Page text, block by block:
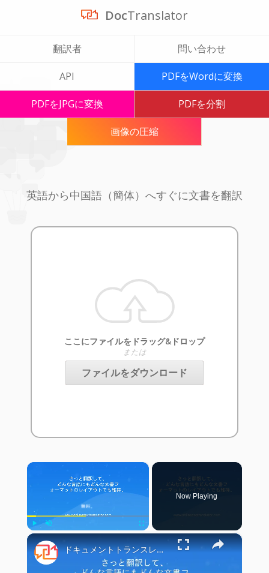
DocTranslator
翻訳者 問い合わせ
API PDFをWordに変換
PDFをJPGに変換 PDFを分割
画像の圧縮
英語から中国語（簡体）へすぐに文書を翻訳
ここにファイルをドラッグ&ドロップ
または
ファイルをダウンロード
×
Play Unmute Fullscreen
Now Playing
×
ドキュメントトランスレータを使用するにはどうすればよいですか？